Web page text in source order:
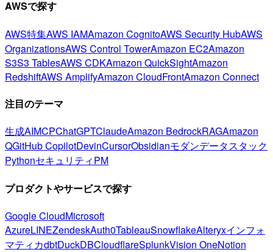
AWSで探す
AWS特集AWS IAMAmazon CognitoAWS Security HubAWS
OrganizationsAWS Control TowerAmazon EC2Amazon
S3S3 TablesAWS CDKAmazon QuickSightAmazon
RedshiftAWS AmplifyAmazon CloudFrontAmazon Connect
注目のテーマ
生成AIMCPChatGPTClaudeAmazon BedrockRAGAmazon
QGitHub CopilotDevinCursorObsidianモダンデータスタック
PythonセキュリティPM
プロダクトやサービスで探す
Google CloudMicrosoft
AzureLINEZendeskAuth0TableauSnowflakeAlteryxインフォ
マティカdbtDuckDBCloudflareSplunkVision OneNotion